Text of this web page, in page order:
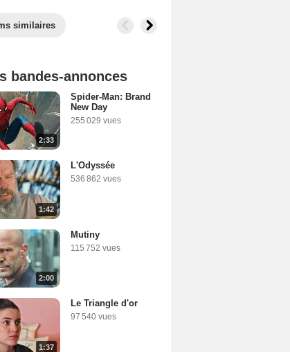
similaires
bandes-annonces
2:33
Spider-Man: Brand
New Day
255 029 vues
1:42
L'Odyssée
536 862 vues
2:00
Mutiny
115 752 vues
1:37
Le Triangle d'or
97 540 vues